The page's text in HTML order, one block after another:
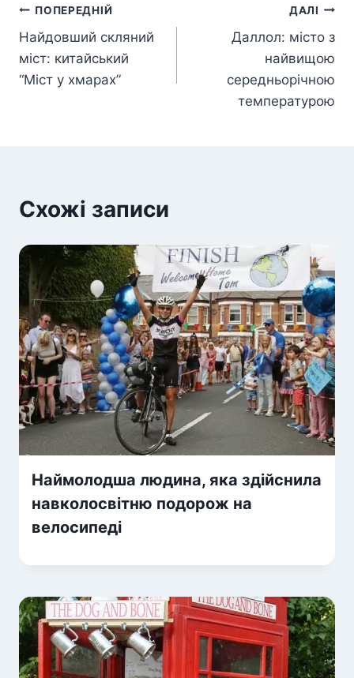
Навігація
записів
ПОПЕРЕДНІЙ
Найдовший скляний
міст: китайський
“Міст у хмарах”
ДАЛІ
Даллол: місто з
найвищою
середньорічною
температурою
Схожі записи
Наймолодша людина, яка здійснила
навколосвітню подорож на
велосипеді